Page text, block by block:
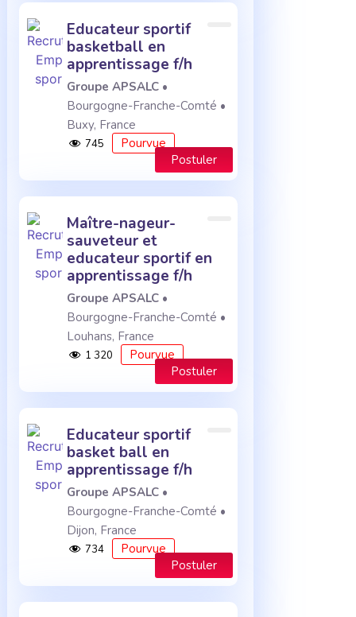
educateur sportif
basketball en
apprentissage f/h
Groupe APSALC •
Bourgogne-Franche-Comté •
Buxy, France
745
Pourvue
Postuler
maître-nageur-
sauveteur et
educateur sportif en
apprentissage f/h
Groupe APSALC •
Bourgogne-Franche-Comté •
Louhans, France
1 320
Pourvue
Postuler
educateur sportif
basket ball en
apprentissage f/h
Groupe APSALC •
Bourgogne-Franche-Comté •
Dijon, France
734
Pourvue
Postuler